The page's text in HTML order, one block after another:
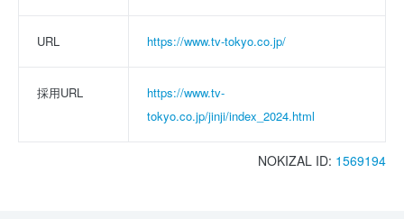
URL https://www.tv-tokyo.co.jp/
採用URL
https://www.tv-
tokyo.co.jp/jinji/index_2024.html
NOKIZAL ID: 1569194